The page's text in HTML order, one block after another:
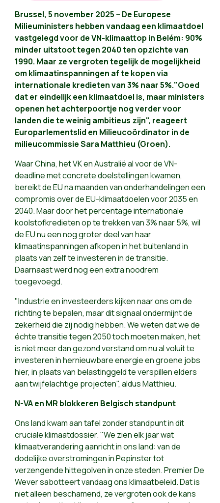
Brussel, 5 november 2025 – De Europese
Milieuministers hebben vandaag een klimaatdoel
vastgelegd voor de VN-klimaattop in Belém: 90%
minder uitstoot tegen 2040 ten opzichte van
1990. Maar ze vergroten tegelijk de mogelijkheid
om klimaatinspanningen af te kopen via
internationale kredieten van 3% naar 5%."Goed
dat er eindelijk een klimaatdoel is, maar ministers
openen het achterpoortje nog verder voor
landen die te weinig ambitieus zijn", reageert
Europarlementslid en Milieucoördinator in de
milieucommissie Sara Matthieu (Groen).
Waar China, het VK en Australië al voor de VN-
deadline met concrete doelstellingen kwamen,
bereikt de EU na maanden van onderhandelingen een
compromis over de EU-klimaatdoelen voor 2035 en
2040. Maar door het percentage internationale
koolstofkredieten op te trekken van 3% naar 5%, wil
de EU nu een nog groter deel van haar
klimaatinspanningen afkopen in het buitenland in
plaats van zelf te investeren in de transitie.
Daarnaast werd nog een extra noodrem
toegevoegd.
"Industrie en investeerders kijken naar ons om de
richting te bepalen, maar dit signaal ondermijnt de
zekerheid die zij nodig hebben. We weten dat we de
échte transitie tegen 2050 toch moeten maken, het
is niet meer dan gezond verstand om nu al voluit te
investeren in hernieuwbare energie en groene jobs
hier, in plaats van belastinggeld te verspillen elders
aan twijfelachtige projecten", aldus Matthieu.
N-VA en MR blokkeren Belgisch standpunt
Ons land kwam aan tafel zonder standpunt in dit
cruciale klimaatdossier. "We zien elk jaar wat
klimaatverandering aanricht in ons land: van de
dodelijke overstromingen in Pepinster tot
verzengende hittegolven in onze steden. Premier De
Wever sabotteert vandaag ons klimaatbeleid. Dat is
niet alleen beschamend, ze vergroten ook de kans